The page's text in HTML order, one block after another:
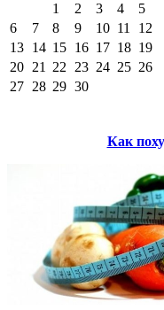
1
2 3 4
5
6
7 8 9 10 11
12
13 14 15 16 17 18 19
20 21 22 23 24 25 26
27 28 29 30
Как